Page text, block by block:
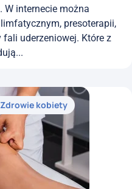
W internecie można
presoterapii,
uderzeniowej. Które z
Zdrowie kobiety